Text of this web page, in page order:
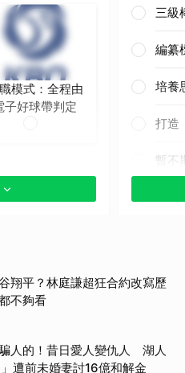
模式：全程由
子好球帶判定
三級
編纂
培養
打造
暫不
翔平？林庭謙超狂合約改寫歷
不夠看
人的！昔日愛人變仇人 湖人
遭前未婚妻討16億和解金